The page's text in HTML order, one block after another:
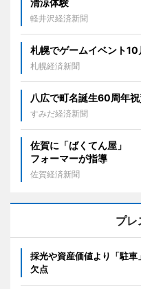
軽井沢経済新聞
札幌でゲームイベント
札幌経済新聞
八広で町名誕生60周年
すみだ経済新聞
佐賀に「ばくてん屋」
フォーマーが指導
佐賀経済新聞
プレ
採光や資産価値より「駐
欠点